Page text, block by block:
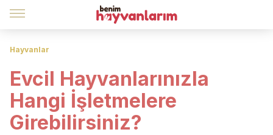
Hayvanlar
Evcil Hayvanlarınızla
Hangi İşletmelere
Girebilirsiniz?